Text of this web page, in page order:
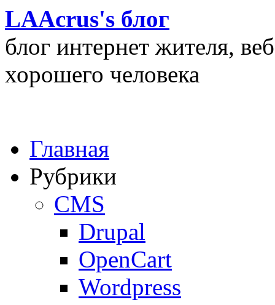
LAAcrus's блог
блог интернет жителя,
хорошего человека
Главная
Рубрики
CMS
Drupal
OpenCart
Wordpress